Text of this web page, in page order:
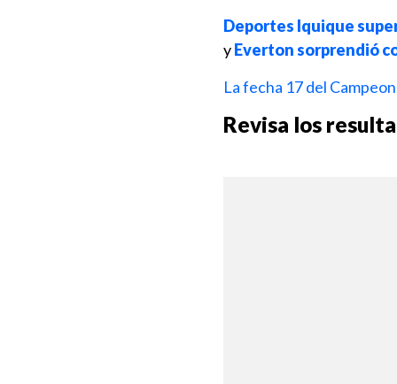
Deportes Iquique
yEverton sorprendió
La fecha 17 del
Revisa los